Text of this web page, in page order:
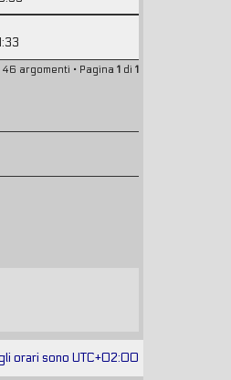
46 argomenti • Pagina 1 di 1
orari sono UTC+02:00